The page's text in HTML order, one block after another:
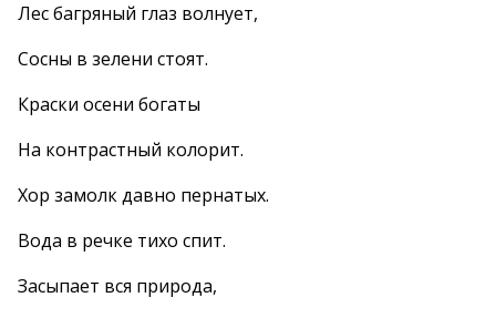
Лес багряный глаз волнует,
Сосны в зелени стоят.
Краски осени богаты
На контрастный колорит.
Хор замолк давно пернатых.
Вода в речке тихо спит.
Засыпает вся природа,